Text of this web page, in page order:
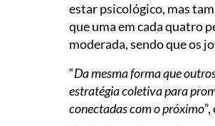
estar psicológico, mas
que uma em cada quatro
moderada, sendo que os
“Da mesma forma que
estratégia coletiva para
conectadas com o próximo